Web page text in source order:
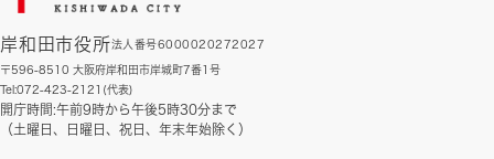
岸和田市役所法人番号6000020272027
〒596-8510 大阪府岸和田市岸城町7番1号
Tel:072-423-2121(代表)
開庁時間:午前9時から午後5時30分まで
（土曜日、日曜日、祝日、年末年始除く）